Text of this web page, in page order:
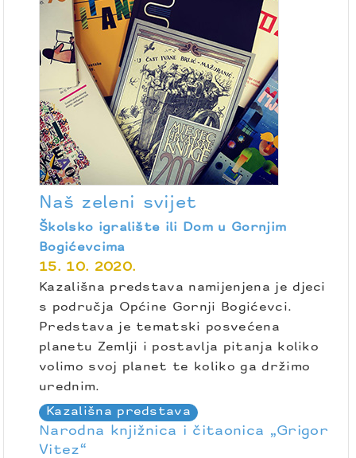
Naš zeleni svijet
Školsko igralište ili Dom u Gornjim
Bogićevcima
15. 10. 2020.
Kazališna predstava namijenjena je djeci
s područja Općine Gornji Bogićevci.
Predstava je tematski posvećena
planetu Zemlji i postavlja pitanja koliko
volimo svoj planet te koliko ga držimo
urednim.
Kazališna predstava
Narodna knjižnica i čitaonica „Grigor
Vitez“